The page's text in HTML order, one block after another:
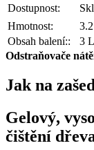
Dostupnost:
Hmotnost:
Obsah balení::
3 L
Odstraňovače
Jak na
Gelový,
čištění